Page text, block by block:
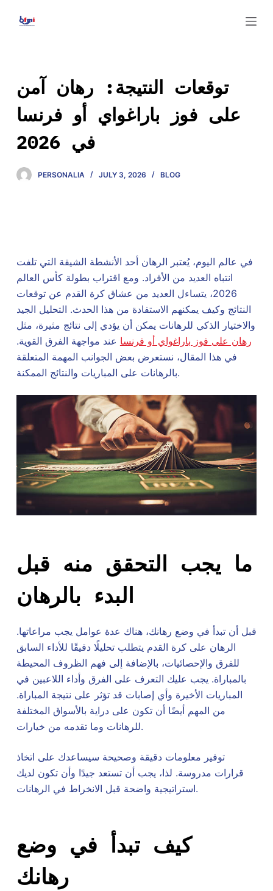
o
n
e
توقعات النتيجة: رهان آمن
على فوز باراغواي أو فرنسا
في 2026
PERSONALIA JULY 3, 2026 BLOG
في عالم اليوم، يُعتبر الرهان أحد الأنشطة الشيقة التي تلفت
انتباه العديد من الأفراد. ومع اقتراب بطولة كأس العالم
2026، يتساءل العديد من عشاق كرة القدم عن توقعات
النتائج وكيف يمكنهم الاستفادة من هذا الحدث. التحليل الجيد
والاختيار الذكي للرهانات يمكن أن يؤدي إلى نتائج مثيرة، مثل
رهان على فوز باراغواي أو فرنسا عند مواجهة الفرق القوية.
في هذا المقال، نستعرض بعض الجوانب المهمة المتعلقة
بالرهانات على المباريات والنتائج الممكنة.
ما يجب التحقق منه قبل
البدء بالرهان
قبل أن تبدأ في وضع رهانك، هناك عدة عوامل يجب مراعاتها.
الرهان على كرة القدم يتطلب تحليلًا دقيقًا للأداء السابق
للفرق والإحصائيات، بالإضافة إلى فهم الظروف المحيطة
بالمباراة. يجب عليك التعرف على الفرق وأداء اللاعبين في
المباريات الأخيرة وأي إصابات قد تؤثر على نتيجة المباراة.
من المهم أيضًا أن تكون على دراية بالأسواق المختلفة
للرهانات وما تقدمه من خيارات.
توفير معلومات دقيقة وصحيحة سيساعدك على اتخاذ
قرارات مدروسة. لذا، يجب أن تستعد جيدًا وأن تكون لديك
استراتيجية واضحة قبل الانخراط في الرهانات.
كيف تبدأ في وضع
رهانك